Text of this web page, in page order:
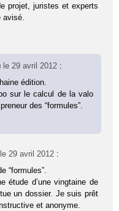
projet, juristes et experts
avisé.
le 29 avril 2012 :
édition.
sur le calcul de la valo
des “formules”.
le 29 avril 2012 :
“formules”.
étude d’une vingtaine de
un dossier. Je suis prêt
et anonyme.